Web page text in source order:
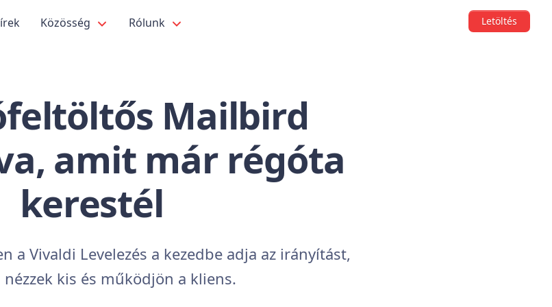
Közösség Rólunk Letöltés
Mailbird
amit már régóta
kerestél
a Vivaldi Levelezés a kezedbe adja az irányítást,
nézzek kis és működjön a kliens.